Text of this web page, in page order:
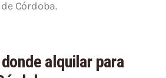
Córdoba.
alquilar para